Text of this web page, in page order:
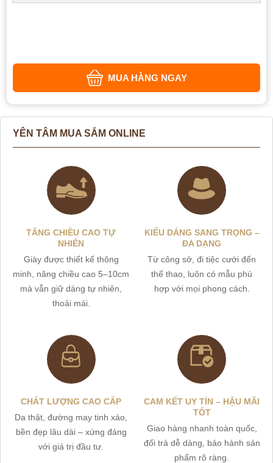
MUA HÀNG NGAY
YÊN TÂM MUA SẮM ONLINE
TĂNG CHIỀU CAO TỰ
NHIÊN
Giày được thiết kế thông
minh, nâng chiều cao 5–10cm
mà vẫn giữ dáng tự nhiên,
thoải mái.
KIỂU DÁNG SANG TRỌNG –
ĐA DẠNG
Từ công sở, đi tiệc cưới đến
thể thao, luôn có mẫu phù
hợp với mọi phong cách.
CHẤT LƯỢNG CAO CẤP
Da thật, đường may tinh xảo,
bền đẹp lâu dài – xứng đáng
với giá trị đầu tư.
CAM KẾT UY TÍN – HẬU MÃI
TỐT
Giao hàng nhanh toàn quốc,
đổi trả dễ dàng, bảo hành sản
phẩm rõ ràng.